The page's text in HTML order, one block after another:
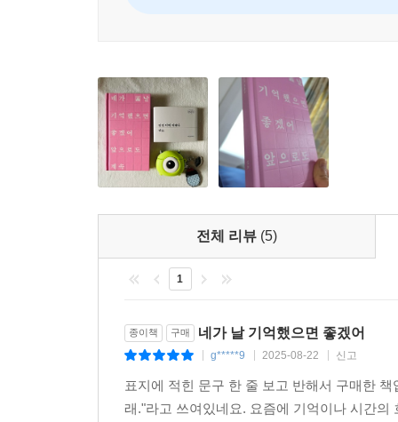
전체 리뷰(5)
종이책 구매 네가 날 기억했으면 좋겠어
| g*****9 | 2025-08-22 신고
표지에 적힌 문구 한 줄 보고 반해서 구매한